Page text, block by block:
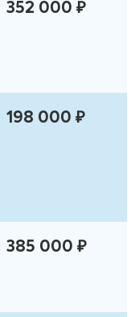
352 000 ₽
198 000 ₽
385 000 ₽